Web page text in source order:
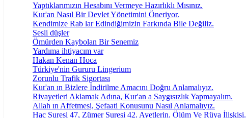
Yaptıklarımızın Hesabını Vermeye Hazırlıklı Mısınız.
Kur'an Nasıl Bir Devlet Yönetimini Öneriyor.
Kendimize Rab lar Edindiğimizin Farkında Bile Değiliz.
Sesli düşler
Ömürden Kaybolan Bir Senemiz
Yardıma ihtiyacım var
Hakan Kenan Hoca
Türkiye'nin Gururu Lingerium
Zorunlu Trafik Sigortası
Kur'an ın Bizlere İndirilme Amacını Doğru Anlamalıyız.
Rivayetleri Aklamak Adına, Kur'an a Saygısızlık Yapmayalım.
Allah ın Affetmesi, Şefaati Konusunu Nasıl Anlamalıyız.
Hac Suresi 47, Zümer Suresi 42. Ayetlerin. Ölüm Ve Rüya İlişkisi.